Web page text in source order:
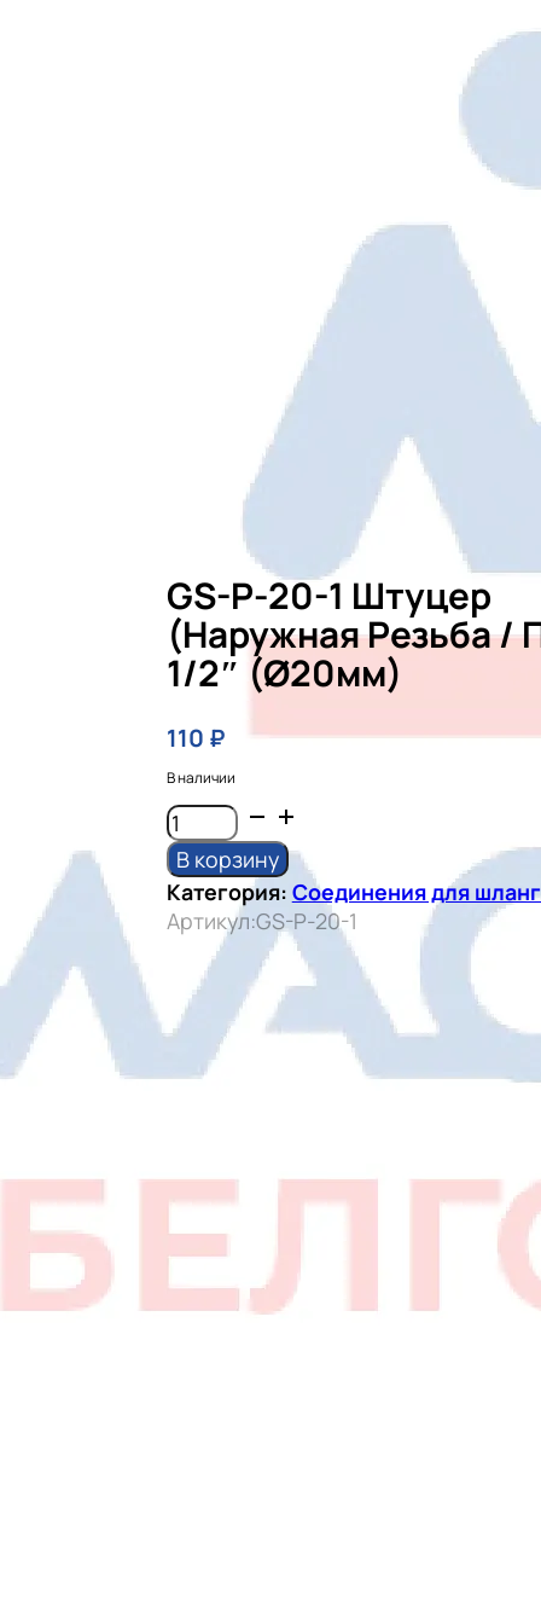
GS-P-20-1 Штуцер
(Наружная Резьба /
1/2″ (ø20мм)
110 ₽
В наличии
Количество
товара
GS-
P-
20-
Штуцер
(Наружная
резьба
/
В корзину
Категория: Соединения для
Артикул:GS-P-20-1